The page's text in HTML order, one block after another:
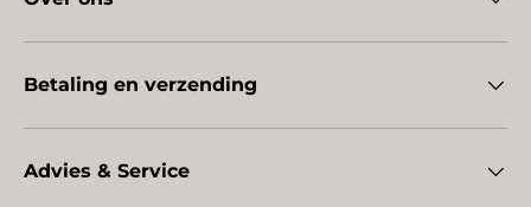
Betaling en verzending
Advies & Service